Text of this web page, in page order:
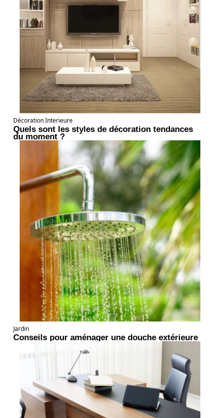
Décoration Interieure
Quels sont les styles de décoration tendances
du moment ?
Jardin
Conseils pour aménager une douche extérieure